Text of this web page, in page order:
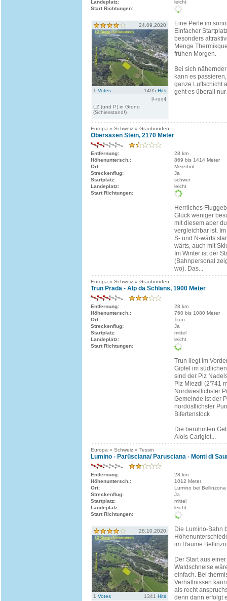
Landeplatz:
leicht
Start Richtungen:
24.09.2020
1 Votes 1495 Hits
[taggi]
LZ (und P) in Grono
(Schiesstand!)
Eine Perle im
Einfacher
besonders
Menge
frühen Morgen.
Bei sich
kann es
ganze Luftschicht
geht es überall nur
Europa » Schweiz » Graubünden
Obersaxen Stein, 2170 Meter
Entfernung:
28 km
Höhenuntersch.:
869 bis 1414 Meter
Ort:
Meierhof
Streckenflug:
Ja
Startplatz:
schwer
Landeplatz:
leicht
Start Richtungen:
Herrliches
Glück weniger
mit diesem aber
vergleichbar ist.
S- und N-wärts
wärts, auch mit
Im Winter ist der
(Bahnpersonal
wo). Das...
Europa » Schweiz » Graubünden
Trun Prada - Alp da Schlans, 1900 Meter
Entfernung:
28 km
Höhenuntersch.:
760 bis 1080 Meter
Ort:
Trun
Streckenflug:
Ja
Startplatz:
mittel
Landeplatz:
leicht
Start Richtungen:
Trun liegt im
Gipfel im
sind der Piz
Piz Miezdi (2'741
Nordwestlichster
Gemeinde ist der
nordöstlichster
Bifertenstock
Die berühmten
Alois Carigiet...
Europa » Schweiz » Tessin
Lumino - Parüsciana/ Parusciana - Monti di
Entfernung:
28 km
Höhenuntersch.:
1012 Meter
Ort:
Lumino bei Bellinzona
Streckenflug:
Ja
Startplatz:
mittel
Landeplatz:
leicht
Start Richtungen:
28.10.2020
1 Votes 1341 Hits
Die Lumino-Bahn
im Raume
Der Start aus
Waldschneise
einfach. Bei
Verhältnissen
als recht
denn dann erfolgt